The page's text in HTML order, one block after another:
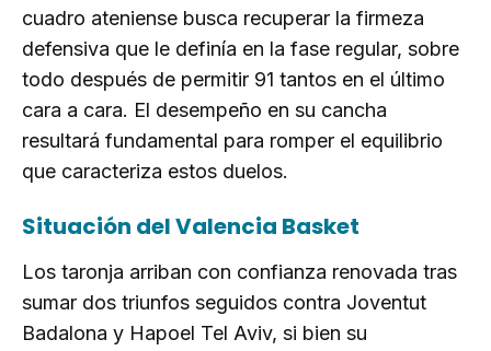
cuadro ateniense busca recuperar la firmeza
defensiva que le definía en la fase regular, sobre
todo después de permitir 91 tantos en el último
cara a cara. El desempeño en su cancha
resultará fundamental para romper el equilibrio
que caracteriza estos duelos.
Situación del Valencia Basket
Los taronja arriban con confianza renovada tras
sumar dos triunfos seguidos contra Joventut
Badalona y Hapoel Tel Aviv, si bien su